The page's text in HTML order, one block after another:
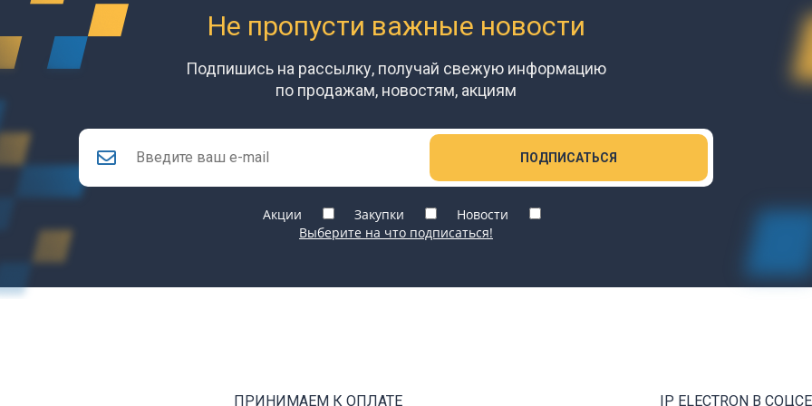
Не пропусти важные новости
Подпишись на рассылку, получай свежую информацию
по продажам, новостям, акциям
ПОДПИСАТЬСЯ
Акции Закупки
Новости
Выберите на что подписаться!
ПРИНИМАЕМ К ОПЛАТЕ IP ELECTRON В